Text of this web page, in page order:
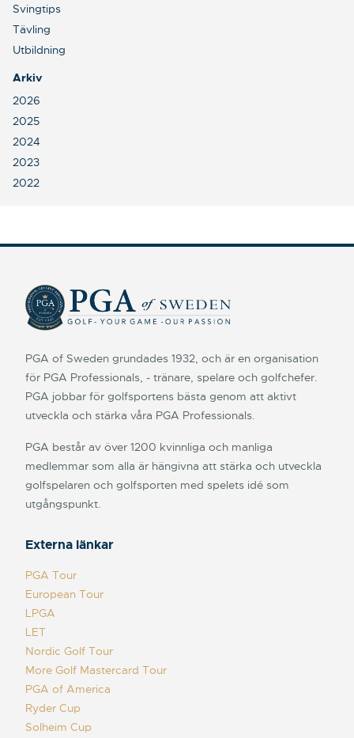
Svingtips
Tävling
Utbildning
Arkiv
2026
2025
2024
2023
2022
PGA of Sweden grundades 1932, och är en organisation
för PGA Professionals, - tränare, spelare och golfchefer.
PGA jobbar för golfsportens bästa genom att aktivt
utveckla och stärka våra PGA Professionals.
PGA består av över 1200 kvinnliga och manliga
medlemmar som alla är hängivna att stärka och utveckla
golfspelaren och golfsporten med spelets idé som
utgångspunkt.
Externa länkar
PGA Tour
European Tour
LPGA
LET
Nordic Golf Tour
More Golf Mastercard Tour
PGA of America
Ryder Cup
Solheim Cup